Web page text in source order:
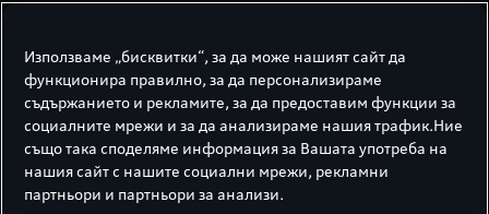
Помогнете ни да
подобрим достъпността
Audi България последователно оптимизира
секции и раздели от уеб страницата, които все
още не отговарят напълно на изискванията на
Използваме „бисквитки“, за да може нашият сайт да
функционира правилно, за да персонализираме
съдържанието и рекламите, за да предоставим функции за
социалните мрежи и за да анализираме нашия трафик.Ние
също така споделяме информация за Вашата употреба на
нашия сайт с нашите социални мрежи, рекламни
партньори и партньори за анализи.